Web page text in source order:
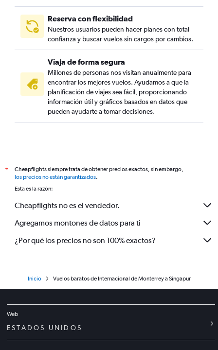
Reserva con flexibilidad
Nuestros usuarios pueden hacer planes con total
confianza y buscar vuelos sin cargos por cambios.
Viaja de forma segura
Millones de personas nos visitan anualmente para
encontrar los mejores vuelos. Ayudamos a que la
planificación de viajes sea fácil, proporcionando
información útil y gráficos basados en datos que
pueden ayudarte a tomar decisiones.
*
Cheapflights siempre trata de obtener precios exactos, sin embargo,
los precios no están garantizados.
Esta es la razón:
Cheapflights no es el vendedor.
Agregamos montones de datos para ti
¿Por qué los precios no son 100% exactos?
Inicio Vuelos baratos de Internacional de Monterrey a Singapur
Web
ESTADOS UNIDOS